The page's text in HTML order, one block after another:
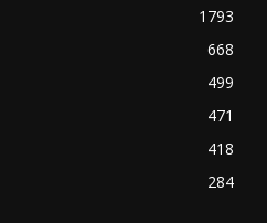
1793
668
499
471
418
284